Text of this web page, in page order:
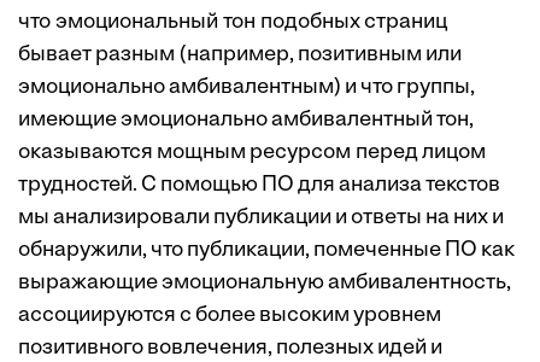
что эмоциональный тон подобных страниц
бывает разным (например, позитивным или
эмоционально амбивалентным) и что группы,
имеющие эмоционально амбивалентный тон,
оказываются мощным ресурсом перед лицом
трудностей. С помощью ПО для анализа текстов
мы анализировали публикации и ответы на них и
обнаружили, что публикации, помеченные ПО как
выражающие эмоциональную амбивалентность,
ассоциируются с более высоким уровнем
позитивного вовлечения, полезных идей и